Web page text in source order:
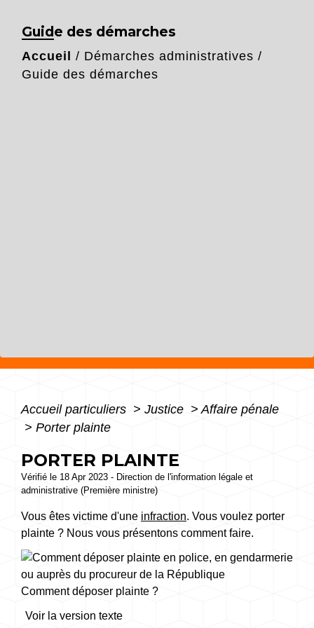
Guide des démarches
Accueil / Démarches administratives /
Guide des démarches
Accueil particuliers > Justice > Affaire pénale
> Porter plainte
PORTER PLAINTE
Vérifié le 18 Apr 2023 - Direction de l'information légale et
administrative (Première ministre)
Vous êtes victime d'une infraction. Vous voulez porter
plainte ? Nous vous présentons comment faire.
Comment déposer plainte ?
Voir la version texte